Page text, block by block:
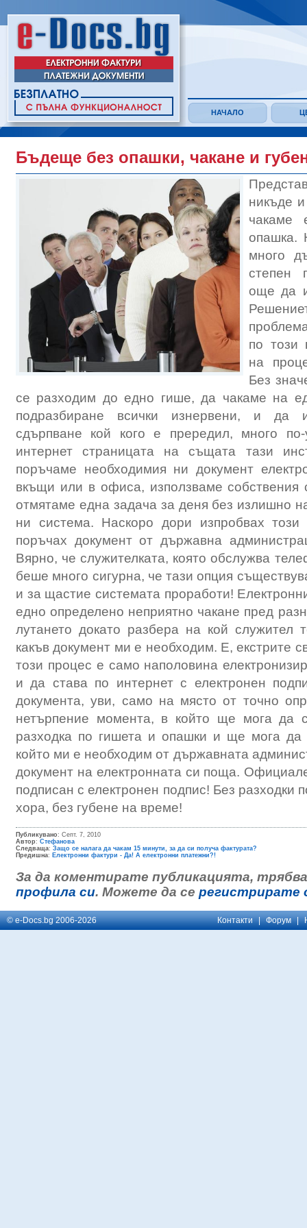
НАЧАЛО
Бъдеще без опашки, чакане и
никъде
чакаме
опашка.
много
степен
още да
по този
на
Без
се разходим до едно гише, да чакаме на
подразбиране всички изнервени, и да
сдърпване кой кого е прередил, много
интернет страницата на същата тази
поръчаме необходимия ни документ
вкъщи или в офиса, използваме собствения
отмятаме една задача за деня без излишно
ни система. Наскоро дори изпробвах
поръчах документ от държавна
Вярно, че служителката, която обслужва
беше много сигурна, че тази опция
и за щастие системата проработи!
едно определено неприятно чакане пред
лутането докато разбера на кой служител
какъв документ ми е необходим. Е, екстрите
този процес е само наполовина
и да става по интернет с електронен
документа, уви, само на място от точно
нетърпение момента, в който ще мога да
разходка по гишета и опашки и ще мога да
който ми е необходим от държавната
документ на електронната си поща.
подписан с електронен подпис! Без разходки
хора, без губене на време!
Публикувано: Септ. 7, 2010
Автор: Стефанова
Следваща: Защо се налага да чакам 15 минути, за да си получа фактурата?
Предишна: Електронни фактури - Да! А електронни платежни?!
За да коментирате публикацията,
профила си. Можете да се регистрирате
© e-Docs.bg 2006-2026 Контакти | Форум |